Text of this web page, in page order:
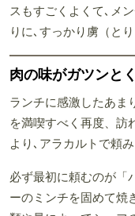
スもすごくよくて､メ
りに､すっかり虜（と
肉の味がガツンと
ランチに感激したあま
を満喫すべく再度、訪
より､アラカルトで頼
必ず最初に頼むのが「
ーのミンチを固めて焼